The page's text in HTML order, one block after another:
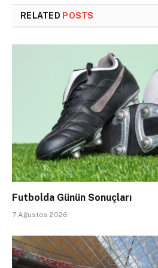
RELATED POSTS
Futbolda Günün Sonuçları
7 Ağustos 2026